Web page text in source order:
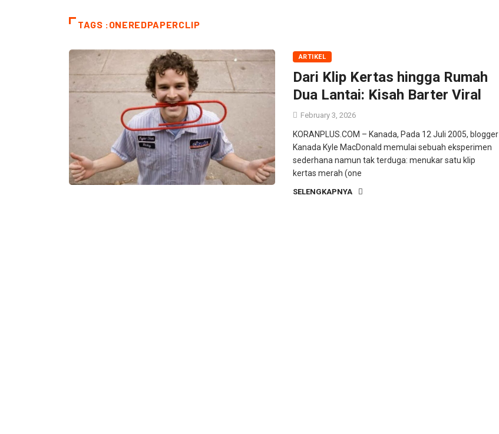
TAGS :ONEREDPAPERCLIP
ARTIKEL
Dari Klip Kertas hingga Rumah
Dua Lantai: Kisah Barter Viral
February 3, 2026
KORANPLUS.COM – Kanada, Pada 12 Juli 2005, blogger
Kanada Kyle MacDonald memulai sebuah eksperimen
sederhana namun tak terduga: menukar satu klip
kertas merah (one
SELENGKAPNYA